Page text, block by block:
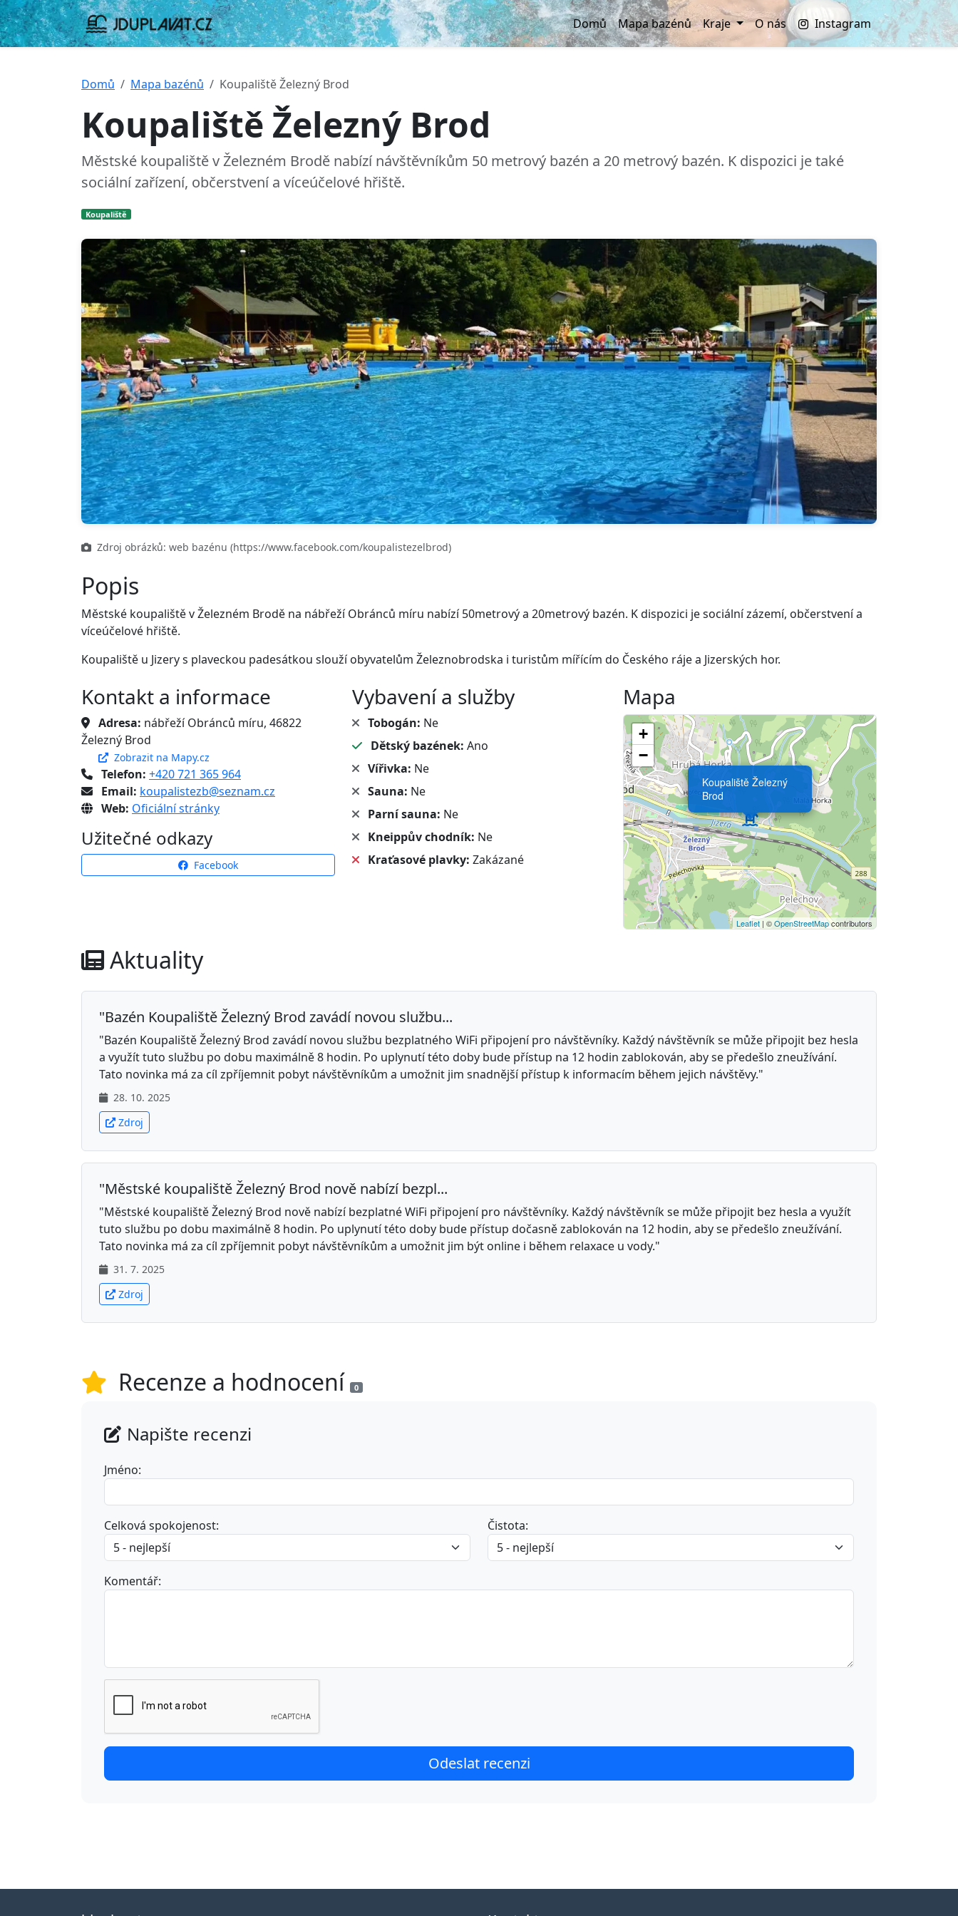
Domů Mapa bazénů Kraje O nás Instagram
Domů Mapa bazénů Koupaliště Železný Brod
Koupaliště Železný Brod
Městské koupaliště v Železném Brodě nabízí návštěvníkům 50 metrový bazén a 20 metrový bazén. K dispozici je také
sociální zařízení, občerstvení a víceúčelové hřiště.
Koupaliště
Zdroj obrázků: web bazénu (https://www.facebook.com/koupalistezelbrod)
Popis
Městské koupaliště v Železném Brodě na nábřeží Obránců míru nabízí 50metrový a 20metrový bazén. K dispozici je sociální zázemí, občerstvení a
víceúčelové hřiště.
Koupaliště u Jizery s plaveckou padesátkou slouží obyvatelům Železnobrodska i turistům mířícím do Českého ráje a Jizerských hor.
Kontakt a informace
Adresa: nábřeží Obránců míru, 46822
Železný Brod
Zobrazit na Mapy.cz
Telefon: +420 721 365 964
Email: koupalistezb@seznam.cz
Web: Oficiální stránky
Užitečné odkazy
Facebook
Vybavení a služby
Tobogán: Ne
Dětský bazének: Ano
Vířivka: Ne
Sauna: Ne
Parní sauna: Ne
Kneippův chodník: Ne
Kraťasové plavky: Zakázané
Mapa
Koupaliště Železný
Brod
+
−
Leaflet | ©OpenStreetMapcontributors
Aktuality
"Bazén Koupaliště Železný Brod zavádí novou službu...
"Bazén Koupaliště Železný Brod zavádí novou službu bezplatného WiFi připojení pro návštěvníky. Každý návštěvník se může připojit bez hesla
a využít tuto službu po dobu maximálně 8 hodin. Po uplynutí této doby bude přístup na 12 hodin zablokován, aby se předešlo zneužívání.
Tato novinka má za cíl zpříjemnit pobyt návštěvníkům a umožnit jim snadnější přístup k informacím během jejich návštěvy."
28. 10. 2025
Zdroj
"Městské koupaliště Železný Brod nově nabízí bezpl...
"Městské koupaliště Železný Brod nově nabízí bezplatné WiFi připojení pro návštěvníky. Každý návštěvník se může připojit bez hesla a využít
tuto službu po dobu maximálně 8 hodin. Po uplynutí této doby bude přístup dočasně zablokován na 12 hodin, aby se předešlo zneužívání.
Tato novinka má za cíl zpříjemnit pobyt návštěvníkům a umožnit jim být online i během relaxace u vody."
31. 7. 2025
Zdroj
Recenze a hodnocení 0
Napište recenzi
Jméno:
Celková spokojenost: Čistota:
Komentář: